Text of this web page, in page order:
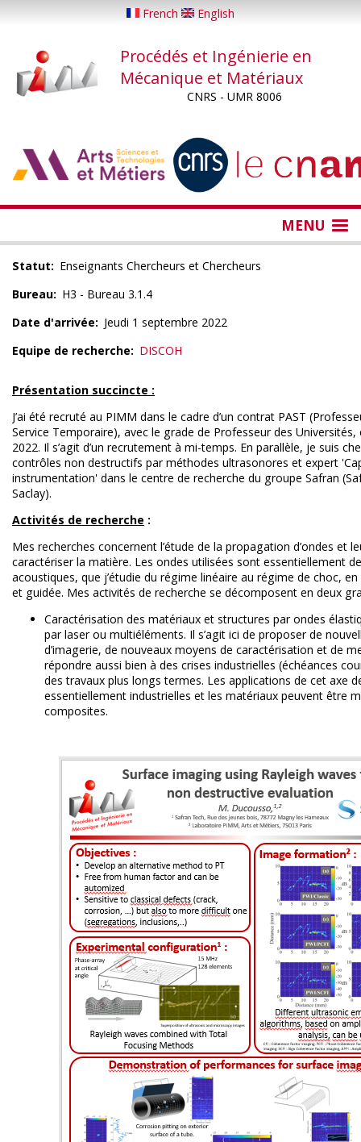
principal
French English
Procédés et Ingénierie en
Mécanique et Matériaux
CNRS - UMR 8006
MENU
Statut
Enseignants Chercheurs et Chercheurs
Bureau
H3 - Bureau 3.1.4
Date d'arrivée
Jeudi 1 septembre 2022
Equipe de recherche
DISCOH
Présentation succincte :
J’ai été recruté au PIMM dans le cadre d’un contrat PAST
Service Temporaire), avec le grade de Professeur des
2022. Il s’agit d’un recrutement à mi-temps. En parallèle, je suis
contrôles non destructifs par méthodes ultrasonores et expert
instrumentation' dans le centre de recherche du groupe Safran
Saclay).
Activités de recherche :
Mes recherches concernent l’étude de la propagation d’ondes et
caractériser la matière. Les ondes utilisées sont essentiellement
acoustiques, que j’étudie du régime linéaire au régime de choc,
et guidée. Mes activités de recherche se décomposent en deux
Caractérisation des matériaux et structures par ondes
par laser ou multiéléments. Il s’agit ici de proposer de
d’imagerie, de nouveaux moyens de caractérisation et de
répondre aussi bien à des crises industrielles (échéances
des travaux plus longs termes. Les applications de cet axe
essentiellement industrielles et les matériaux peuvent être
composites.